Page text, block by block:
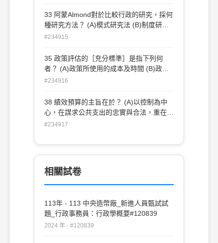
33 阿蒙Almond對於比較行政的研究，採何
種研究方法？ (A)模式研究法 (B)制度研究
法 (C)規範研究法 (D)功能研究法
#234915
35 政策評估的［充分標準］是指下列何
者？ (A)政策所使用的成本及時間 (B)政策
所達成的目標程度 (C)政策執行後社會資源
#234916
38 績效預算的主旨在於？ (A)以控制為中
心，在謀求公共支出的忠實與合法，重在防
弊 (B)瞭解公共支出所換取者為何物，重點
支出的效果與當用，使每一支出皆發揮最大
的作用 (D)以行政監督的立場，謀求公共支
#234917
相關試卷
113年 - 113 中央造幣廠_新進人員甄試試
題_行政事務員：行政學概要#120839
2024 年 · #120839